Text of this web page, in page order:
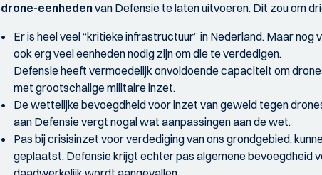
drone-eenhedenvan Defensie te laten uitvoeren. Dit zou om
Er is heel veel “kritieke infrastructuur” in Nederland. Maar
ook erg veel eenheden nodig zijn om die te verdedigen.
Defensie heeft vermoedelijk onvoldoende capaciteit om
met grootschalige militaire inzet.
De wettelijke bevoegdheid voor inzet van geweld tegen
aan Defensie vergt nogal wat aanpassingen aan de wet.
Pas bij crisisinzet voor verdediging van ons grondgebied,
geplaatst. Defensie krijgt echter pas algemene bevoegdheid